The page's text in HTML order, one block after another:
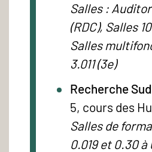
Salles :
(RDC), Salles
Salles
3.011 (3e)
Recherche Sud
5, cours des
Salles de
0.019 et 0.30 à